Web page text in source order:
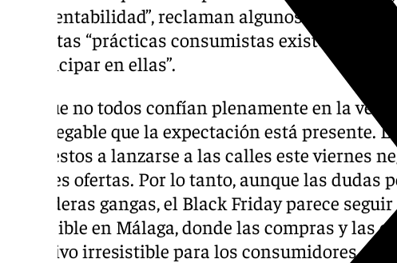
gran rentabilidad”, reclaman algunos. Sin
que estas “prácticas consumistas existen
a participar en ellas”.
Aunque no todos confían plenamente en la
es innegable que la expectación está presente.
dispuestos a lanzarse a las calles este viernes
mejores ofertas. Por lo tanto, aunque las dudas
verdaderas gangas, el Black Friday parece seguir
ineludible en Málaga, donde las compras y las
atractivo irresistible para los consumidores.